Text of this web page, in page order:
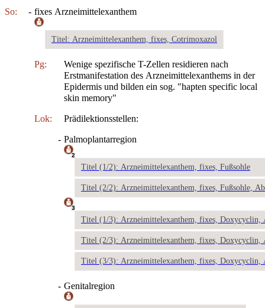
So: - fixes Arzneimittelexanthem
Titel: Arzneimittelexanthem, fixes, Cotrimoxazol
Pg:
Wenige spezifische T-Zellen residieren nach
Erstmanifestation des Arzneimittelexanthems in der
Epidermis und bilden ein sog. "hapten specific local
skin memory"
Lok: Prädilektionsstellen:
- Palmoplantarregion
2
Titel (1/2): Arzneimittelexanthem, fixes, Fußsohle
Titel (2/2): Arzneimittelexanthem, fixes, Fußsohle,
3
Titel (1/3): Arzneimittelexanthem, fixes, Doxycyclin,
Titel (2/3): Arzneimittelexanthem, fixes, Doxycyclin,
Titel (3/3): Arzneimittelexanthem, fixes, Doxycyclin,
- Genitalregion